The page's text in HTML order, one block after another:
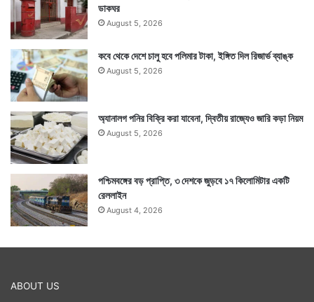
ডাকঘর
August 5, 2026
কবে থেকে দেশে চালু হবে পলিমার টাকা, ইঙ্গিত দিল রিজার্ভ ব্যাঙ্ক
August 5, 2026
অ্যানালগ পনির বিক্রি করা যাবেনা, দ্বিতীয় রাজ্যেও জারি কড়া নিয়ম
August 5, 2026
পশ্চিমবঙ্গের বড় প্রাপ্তি, ৩ দেশকে জুড়বে ১৭ কিলোমিটার একটি
রেললাইন
August 4, 2026
ABOUT US